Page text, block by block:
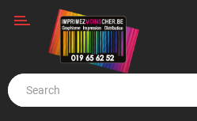
Catégorie